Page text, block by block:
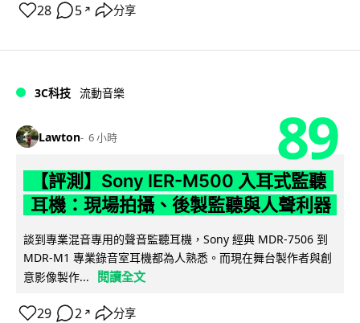
28 5 ↗ 分享
3C科技 流動音樂
Lawton 6 小時 89
【評測】Sony IER-M500 入耳式監聽
耳機：現場拍攝、後製監聽與人聲利器
談到專業混音專用的聲音監聽耳機，Sony 經典 MDR-7506 到
MDR-M1 專業錄音室耳機都為人熟悉。而現在舞台製作者與創
意影像製作...
閱讀全文
29 2 ↗ 分享